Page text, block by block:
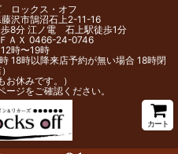
ロックス・オフ
沢市鵠沼石上2-11-16
8分 江ノ電 石上駅徒歩1分
ＡＸ 0466-24-0746
時〜19時
18時以降来店予約が無い場合 18時閉
お休みです。）
ジをご確認ください。
カート